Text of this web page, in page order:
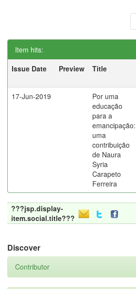
Item hits:
Issue Date
Preview Title
17-Jun-2019
Por uma
educação
para a
emancipação:
uma
contribuição
de Naura
Syria
Carapeto
Ferreira
???jsp.display-
item.social.title???
Discover
Contributor